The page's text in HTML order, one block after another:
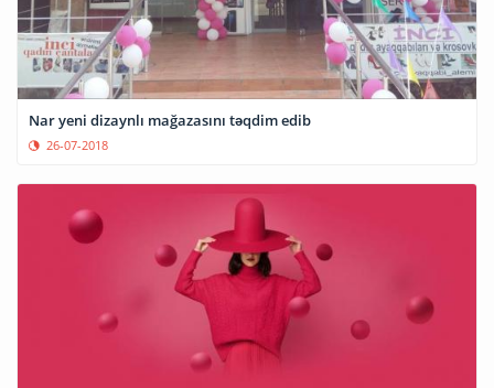
Nar yeni dizaynlı mağazasını təqdim edib
26-07-2018